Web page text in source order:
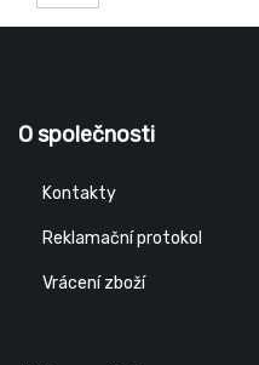
O společnosti
Kontakty
Reklamační protokol
Vrácení zboží